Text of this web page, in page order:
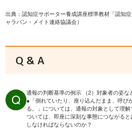
出典：認知症サポーター養成講座標準教材「認知
ャラバン・メイト連絡協議会）
Q & A
通報の判断基準の例示 （2）対象者の姿な
●「倒れていたり、座り込んだまま、呼び
る。」については、通報の対象として理
ついては、即座に深刻な事態につながる
しなければならないのか？